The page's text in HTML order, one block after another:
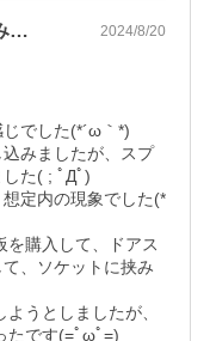
… 2024/8/20
でした(*´ω｀*)
みましたが、スプ
た( ; ﾟДﾟ)
定内の現象でした(*
を購入して、ドアス
、ソケットに挟み
うとしましたが、
たです(=ﾟωﾟ=)